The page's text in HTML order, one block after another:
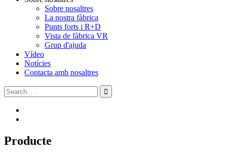
Sobre nosaltres
La nostra fàbrica
Punts forts i R+D
Vista de fàbrica VR
Grup d'ajuda
Vídeo
Notícies
Contacta amb nosaltres
Producte